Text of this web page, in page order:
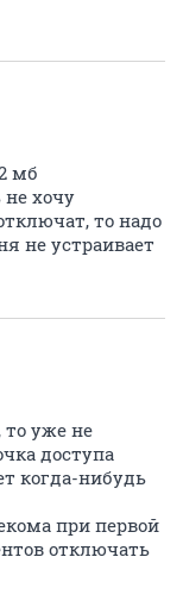
мб
хочу
то надо
не устраивает
уже не
доступа
когда-нибудь
при первой
отключать